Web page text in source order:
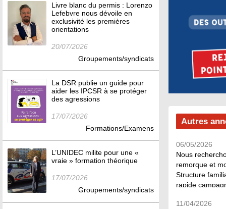
Livre blanc du permis : Lorenzo
Lefebvre nous dévoile en
exclusivité les premières
orientations
20/07/2026
Groupements/syndicats
La DSR publie un guide pour
aider les IPCSR à se protéger
des agressions
17/07/2026
Formations/Examens
L’UNIDEC milite pour une «
vraie » formation théorique
17/07/2026
Groupements/syndicats
Autres
06/05/2026
Nous
remorque et
Structure
rapide
Evolution,
11/04/2026